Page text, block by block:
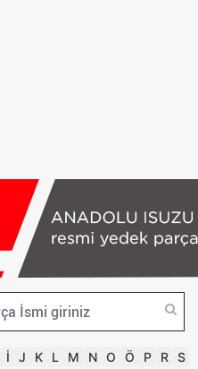
İ J K L M N O Ö P R S